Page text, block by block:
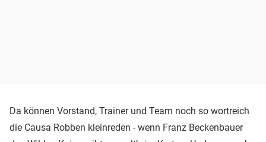
Da können Vorstand, Trainer und Team noch so wortreich
die Causa Robben kleinreden - wenn Franz Beckenbauer